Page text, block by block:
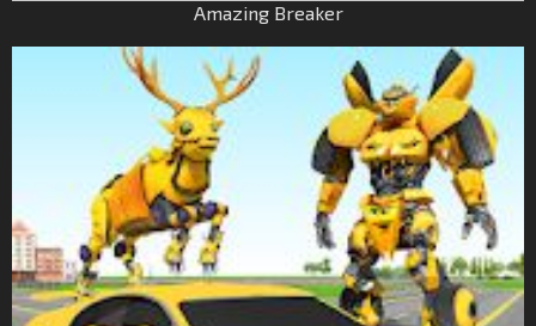
Amazing Breaker